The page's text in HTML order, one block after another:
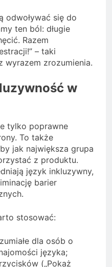
odwoływać się do
ten ból: długie
Razem
– taki
wyrazem zrozumienia.
w
tylko poprawne
To także
jak największa grupa
z produktu.
język inkluzywny,
barier
stosować:
dla osób o
języka;
(„Pokaż